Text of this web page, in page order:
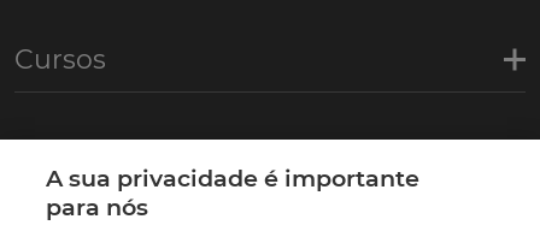
Cursos
A sua privacidade é importante
para nós